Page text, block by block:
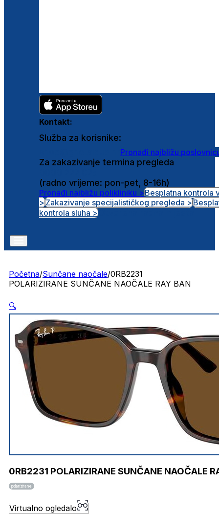
Kontakt:
Služba za korisnike:
Pronađi najbližu
Za zakazivanje termina pregleda
(radno vrijeme: pon-pet, 8-16h)
Pronađi najbližu polikliniku >Besplatna kontrola
>Zakazivanje specijalističkog pregleda >
kontrola sluha >
Početna/Sunčane naočale/0RB2231
POLARIZIRANE SUNČANE NAOČALE RAY BAN
🔍
0RB2231 POLARIZIRANE SUNČANE NAOČALE
polarizirane
Virtualno ogledalo